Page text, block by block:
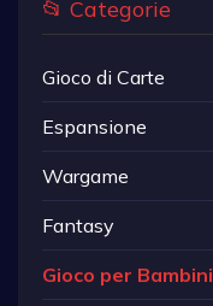
📂 Categorie
Gioco di Carte
Espansione
Wargame
Fantasy
Gioco per Bambini